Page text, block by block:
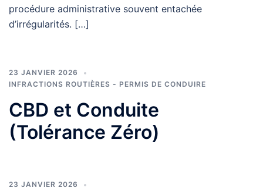
procédure administrative souvent entachée
d’irrégularités. […]
23 JANVIER 2026
INFRACTIONS ROUTIÈRES - PERMIS DE CONDUIRE
CBD et Conduite
(Tolérance Zéro)
23 JANVIER 2026